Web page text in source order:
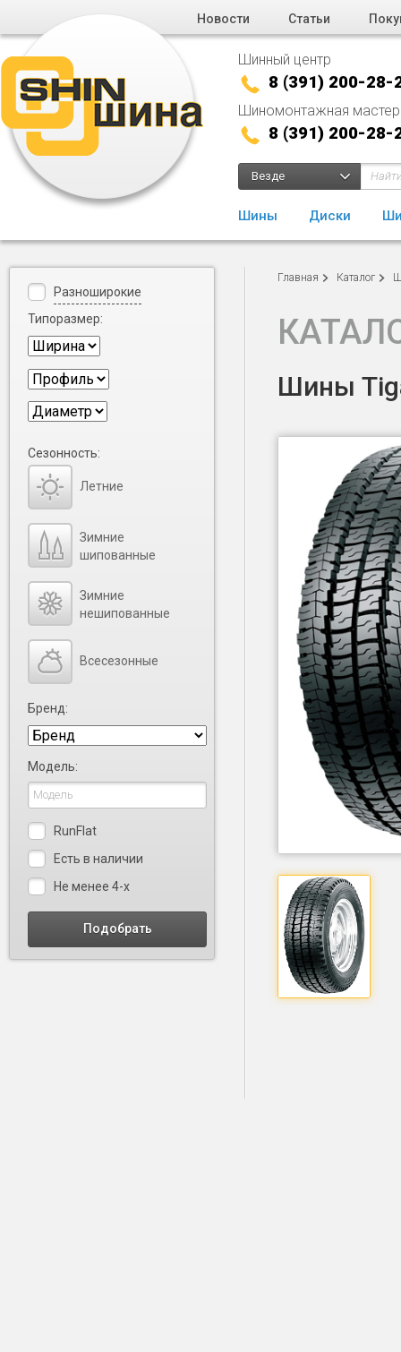
Новости Статьи
Шинный центр
8 (391) 200-28-
Шиномонтажная
8 (391) 200-28-
Везде
Шины Диски
Главная Каталог
Шины
Разноширокие
Типоразмер:
Сезонность:
Летние
Зимние
шипованные
Зимние
нешипованные
Всесезонные
Бренд:
Модель:
RunFlat
Есть в наличии
Не менее 4-х